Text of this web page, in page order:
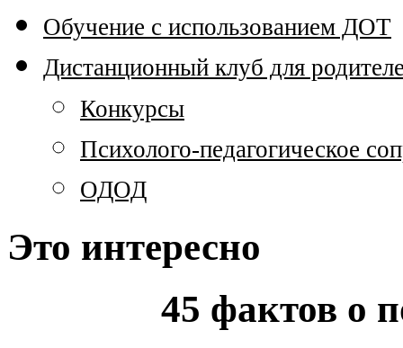
Обучение с использованием ДОТ
Дистанционный клуб для
Конкурсы
Психолого-педагогическое
ОДОД
Это интересно
45 фактов о